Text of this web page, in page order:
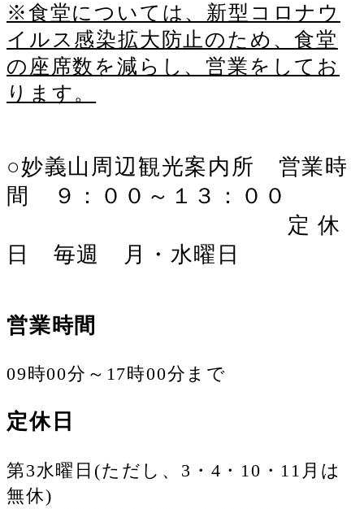
※食堂については、新型コロナウ
イルス感染拡大防止のため、食堂
の座席数を減らし、営業をしてお
ります。
○妙義山周辺観光案内所 営業時
間 ９：００～１３：００
定 休
日 毎週 月・水曜日
営業時間
09時00分～17時00分まで
定休日
第3水曜日(ただし、3・4・10・11月は
無休)